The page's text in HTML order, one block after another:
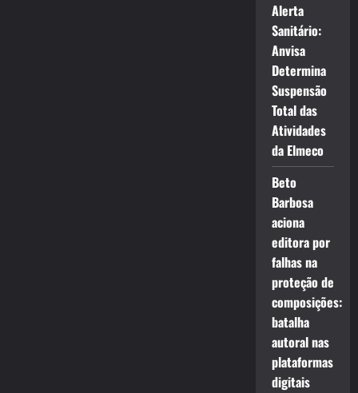
Alerta
Sanitário:
Anvisa
Determina
Suspensão
Total das
Atividades
da Elmeco
Beto
Barbosa
aciona
editora por
falhas na
proteção de
composições:
batalha
autoral nas
plataformas
digitais